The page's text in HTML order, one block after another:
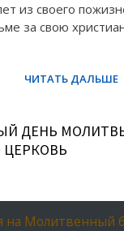
из своего
за свою
ДЕНЬ
на Молитвенный